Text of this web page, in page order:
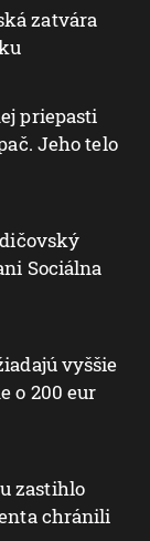
zatvára
priepasti
Jeho telo
Sociálna
vyššie
o 200 eur
zastihlo
chránili